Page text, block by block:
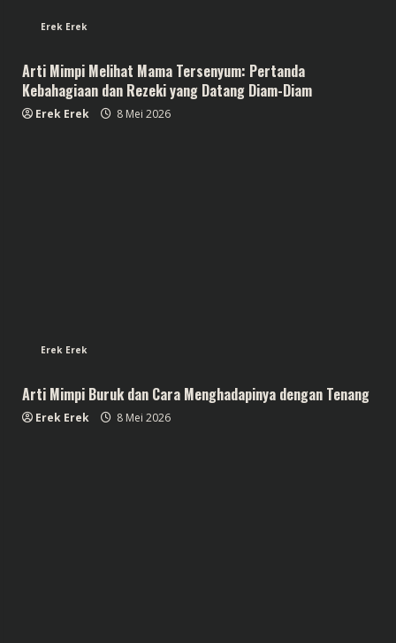
Erek Erek
Arti Mimpi Melihat Mama Tersenyum: Pertanda
Kebahagiaan dan Rezeki yang Datang Diam-Diam
Erek Erek 8 Mei 2026
Erek Erek
Arti Mimpi Buruk dan Cara Menghadapinya dengan Tenang
Erek Erek 8 Mei 2026